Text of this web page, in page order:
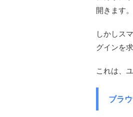
開きます。
しかしス
グインを
これは、
ブラ